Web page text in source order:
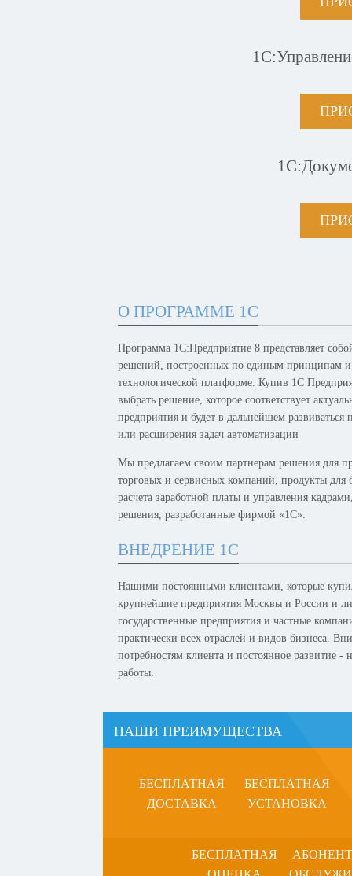
О ПРОГРАММЕ 1С
Программа 1С:Предприятие 8 представляет
решений, построенных по единым принципам
технологической платформе. Купив 1С
выбрать решение, которое соответствует
предприятия и будет в дальнейшем развиваться
или расширения задач автоматизации
Мы предлагаем своим партнерам решения для
торговых и сервисных компаний, продукты для
расчета заработной платы и управления
решения, разработанные фирмой «1С».
ВНЕДРЕНИЕ 1С
Нашими постоянными клиентами, которые
крупнейшие предприятия Москвы и России и
государственные предприятия и частные
практически всех отраслей и видов бизнеса.
потребностям клиента и постоянное развитие
работы.
НАШИ ПРЕИМУЩЕСТВА
БЕСПЛАТНАЯ
ДОСТАВКА
БЕСПЛАТНАЯ
УСТАНОВКА
БЕСПЛАТНАЯ